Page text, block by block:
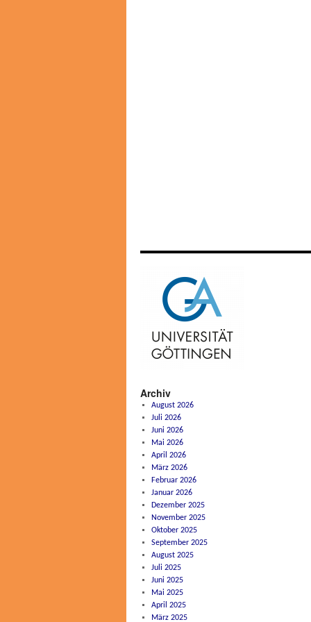
Archiv
August 2026
Juli 2026
Juni 2026
Mai 2026
April 2026
März 2026
Februar 2026
Januar 2026
Dezember 2025
November 2025
Oktober 2025
September 2025
August 2025
Juli 2025
Juni 2025
Mai 2025
April 2025
März 2025